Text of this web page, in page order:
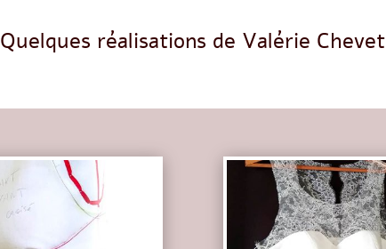
Quelques réalisations de Valérie Chevet